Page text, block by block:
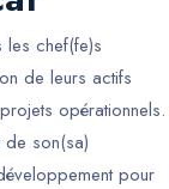
chef(fe)s
de leurs actifs
opérationnels.
son(sa)
pour